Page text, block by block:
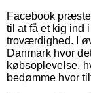
Facebook
til at få et kig ind
troværdighed. I
Danmark hvor
købsoplevelse,
bedømme hvor